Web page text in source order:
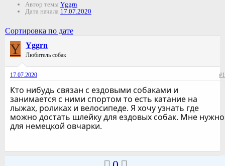
Автор темы Yggrn
Дата начала 17.07.2020
Сортировка по дате
Y Yggrn
Любитель собак
17.07.2020 #1
Кто нибудь связан с ездовыми собаками и
занимается с ними спортом то есть катание на
лыжах, роликах и велосипеде. Я хочу узнать где
можно достать шлейку для ездовых собак. Мне нужно
для немецкой овчарки.